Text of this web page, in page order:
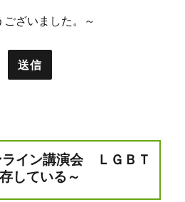
ざいました。～
イン講演会 ＬＧＢＴ
している～